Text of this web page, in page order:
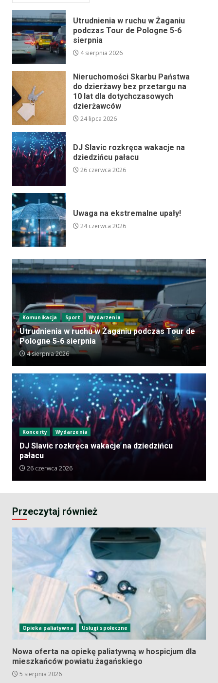
Utrudnienia w ruchu w Żaganiu
podczas Tour de Pologne 5-6
sierpnia
4 sierpnia 2026
Nieruchomości Skarbu Państwa
do dzierżawy bez przetargu na
10 lat dla dotychczasowych
dzierżawców
24 lipca 2026
DJ Slavic rozkręca wakacje na
dziedzińcu pałacu
26 czerwca 2026
Uwaga na ekstremalne upały!
24 czerwca 2026
Komunikacja Sport Wydarzenia
Utrudnienia w ruchu w Żaganiu podczas Tour de
Pologne 5-6 sierpnia
4 sierpnia 2026
Koncerty Wydarzenia
DJ Slavic rozkręca wakacje na dziedzińcu
pałacu
26 czerwca 2026
Przeczytaj również
Opieka paliatywna Usługi społeczne
Nowa oferta na opiekę paliatywną w hospicjum dla
mieszkańców powiatu żagańskiego
5 sierpnia 2026